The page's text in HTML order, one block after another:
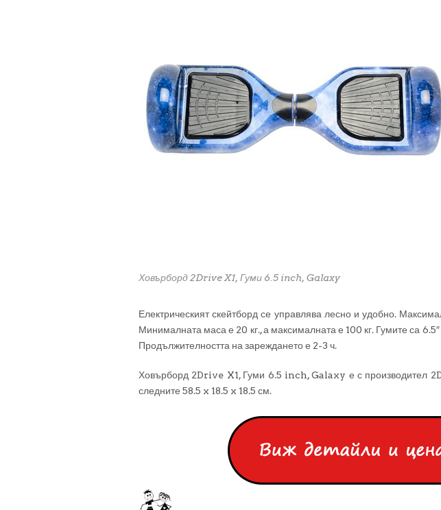
Ховърборд 2Drive X1, Гуми 6.5 inch, Galaxy
Електрическият скейтборд се управлява лесно и удобно.
Минималната маса е 20 кг., а максималната е 100 кг. Гумите са
Продължителността на зареждането е 2-3 ч.
Ховърборд 2Drive X1, Гуми 6.5 inch, Galaxy е с производител
следните 58.5 x 18.5 x 18.5 см.